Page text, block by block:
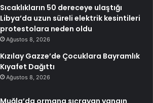
Sıcaklıkların 50 dereceye ulaştığı
Libya’da uzun süreli elektrik kesintileri
protestolara neden oldu
Ağustos 8, 2026
Kızılay Gazze’de Çocuklara Bayramlık
Kıyafet Dağıttı
Ağustos 8, 2026